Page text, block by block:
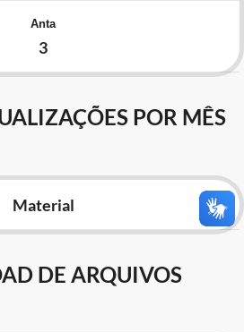
Anta
3
POR MÊS
Material
DE ARQUIVOS